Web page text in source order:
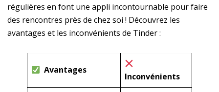
régulières en font une appli incontournable pour faire
des rencontres près de chez soi ! Découvrez les
avantages et les inconvénients de Tinder :
Avantages
Inconvénients